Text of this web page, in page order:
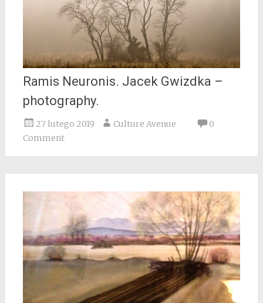
Ramis Neuronis. Jacek Gwizdka –
photography.
27 lutego 2019 Culture Avenue
0
Comment